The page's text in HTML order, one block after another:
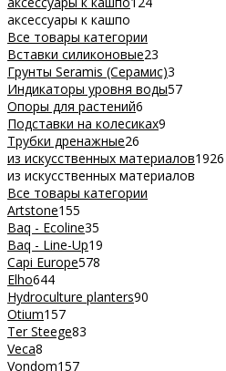
аксессуары к кашпо
Все товары категории
Вставки силиконовые23
Грунты Seramis (Серамис)3
Индикаторы уровня воды57
Опоры для растений6
Подставки на колесиках9
Трубки дренажные26
из искусственных материалов1926
из искусственных материалов
Все товары категории
Artstone155
Baq - Ecoline35
Baq - Line-Up19
Capi Europe578
Elho644
Hydroculture planters90
Otium157
Ter Steege83
Veca8
Vondom157